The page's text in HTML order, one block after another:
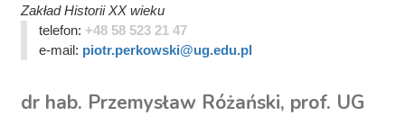
Zakład Historii XX wieku
telefon: +48 58 523 21 47
e-mail: piotr.perkowski@ug.edu.pl
dr hab. Przemysław Różański, prof. UG